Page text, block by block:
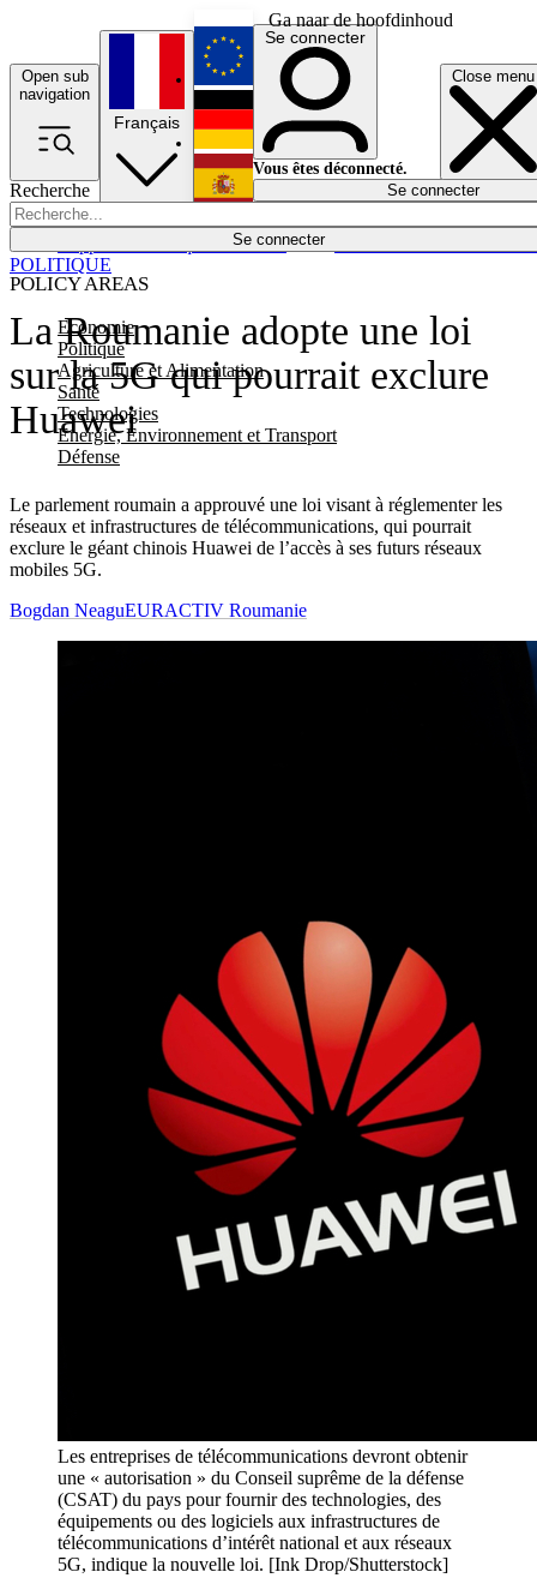
Ga naar de hoofdinhoud
Open sub
navigation
Close menu
Recherche
Se connecter
POLICY AREAS
Economie
Politique
Agriculture et Alimentation
Santé
Technologies
Energie, Environnement et Transport
Défense
Économie
Français
English
Deutsch
Español
Se connecter
Vous êtes déconnecté.
Se connecter
La Roumanie adopte une loi
sur la 5G qui pourrait exclure
Huawei
Le parlement roumain a approuvé une loi visant à réglementer les
réseaux et infrastructures de télécommunications, qui pourrait
exclure le géant chinois Huawei de l’accès à ses futurs réseaux
mobiles 5G.
POLITIQUE
Bogdan NeaguEURACTIV Roumanie
Les entreprises de télécommunications devront obtenir
une « autorisation » du Conseil suprême de la défense
(CSAT) du pays pour fournir des technologies, des
équipements ou des logiciels aux infrastructures de
télécommunications d’intérêt national et aux réseaux
5G, indique la nouvelle loi. [Ink Drop/Shutterstock]